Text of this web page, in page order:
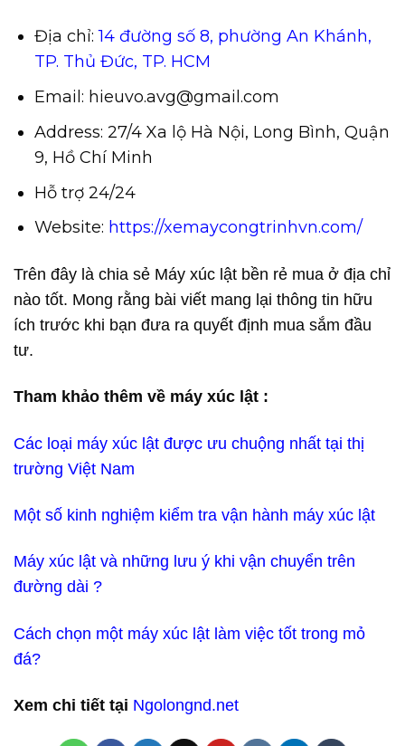
Địa chỉ:14 đường số 8, phường An Khánh,
TP. Thủ Đức, TP. HCM
Email: hieuvo.avg@gmail.com
Address: 27/4 Xa lộ Hà Nội, Long Bình, Quận
9, Hồ Chí Minh
Hỗ trợ 24/24
Website: https://xemaycongtrinhvn.com/
Trên đây là chia sẻ Máy xúc lật bền rẻ mua ở địa chỉ
nào tốt. Mong rằng bài viết mang lại thông tin hữu
ích trước khi bạn đưa ra quyết định mua sắm đầu
tư.
Tham khảo thêm về máy xúc lật :
Các loại máy xúc lật được ưu chuộng nhất tại thị
trường Việt Nam
Một số kinh nghiệm kiểm tra vận hành máy xúc lật
Máy xúc lật và những lưu ý khi vận chuyển trên
đường dài ?
Cách chọn một máy xúc lật làm việc tốt trong mỏ
đá?
Xem chi tiết tại Ngolongnd.net